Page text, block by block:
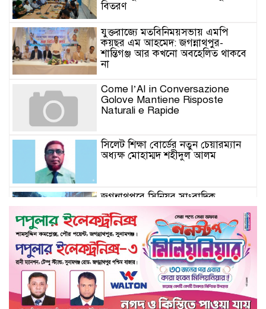
বিতরণ
যুক্তরাজ্যে মতবিনিময়সভায় এমপি
কয়ছর এম আহমেদ: জগন্নাথপুর-
শান্তিগঞ্জ আর কখনো অবহেলিত থাকবে
না
Come l’AI in Conversazione
Golove Mantiene Risposte
Naturali e Rapide
সিলেট শিক্ষা বোর্ডের নতুন চেয়ারম্যান
অধ্যক্ষ মোহাম্মদ শহীদুল আলম
জগন্নাথপুরে সিনিয়র সাংবাদিক
সানোয়ার হাসান সুনুকে নিয়ে কুরুচিপূর্ণ
মন্তব্যের প্রতিবাদে বিক্ষোভ মিছিল ও
প্রতিবাদ সভা
জগন্নাথপুরে সানোয়ার হাসান সুনুকে
নিয়ে কুরুচিপূর্ণ মন্তব্যের নিন্দা জানালো
বিএনপি
জগন্নাথপুরে হত্যা মামলার আসামিদের